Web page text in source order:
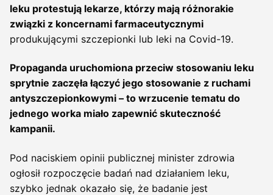
leku protestują lekarze, którzy mają różnorakie
związki z koncernami farmaceutycznymi
produkującymi szczepionki lub leki na Covid-19.
Propaganda uruchomiona przeciw stosowaniu leku
sprytnie zaczęła łączyć jego stosowanie z ruchami
antyszczepionkowymi – to wrzucenie tematu do
jednego worka miało zapewnić skuteczność
kampanii.
Pod naciskiem opinii publicznej minister zdrowia
ogłosił rozpoczęcie badań nad działaniem leku,
szybko jednak okazało się, że badanie jest